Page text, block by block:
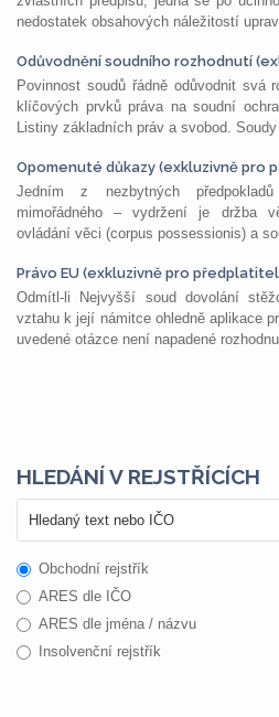
nedostatek obsahových náležitostí
Odůvodnění soudního rozhodnutí
Povinnost soudů řádně odůvodnit svá
klíčových prvků práva na soudní
Listiny základních práv a svobod.
Opomenuté důkazy (exkluzivně pro
Jedním z nezbytných
mimořádného – vydržení je držba
ovládání věci (corpus possessionis) a
Právo EU (exkluzivně pro
Odmítl-li Nejvyšší soud dovolání
vztahu k její námitce ohledně aplikace
uvedené otázce není napadené
HLEDÁNÍ V REJSTŘÍCÍCH
Obchodní rejstřík
ARES dle IČO
ARES dle jména / názvu
Insolvenční rejstřík